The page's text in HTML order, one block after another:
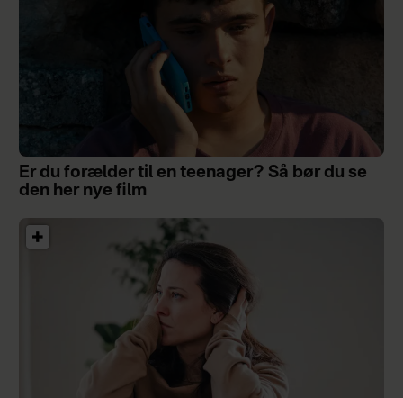
Er du forælder til en teenager? Så bør du se
den her nye film